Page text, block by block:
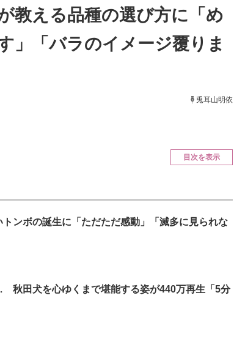
製造業のIT
エネルギ
教える品種の選び方に「め
」「バラのイメージ覆りま
兎耳山明依
目次を表示
ボの誕生に「ただただ感動」「滅多に見られな
田犬を心ゆくまで堪能する姿が440万再生「5分